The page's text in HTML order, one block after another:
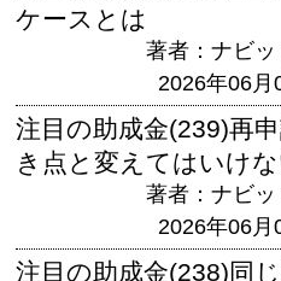
ケースとは
著者：ナビ
2026年06月
注目の助成金(239)再
き点と変えてはいけ
著者：ナビ
2026年06月
注目の助成金(238)同